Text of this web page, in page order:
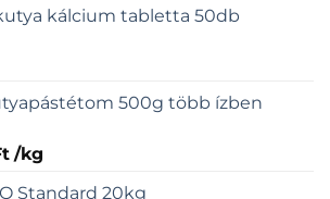
kálcium tabletta 50db
500g több ízben
/kg
Standard 20kg